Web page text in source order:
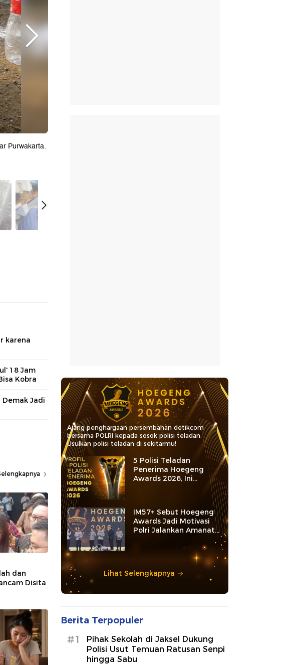
Purwakarta.
karena
18 Jam
Kobra
Jadi
dan
Disita
Ajang penghargaan persembahan detikcom
bersama POLRI kepada sosok polisi teladan.
Usulkan polisi teladan di sekitarmu!
5 Polisi Teladan
Penerima Hoegeng
Awards 2026, Ini
Kategori dan Kiprahnya
IM57+ Sebut Hoegeng
Awards Jadi Motivasi
Polri Jalankan Amanat
Lihat Selengkapnya
Berita Terpopuler
#1
Pihak Sekolah di Jaksel Dukung
Polisi Usut Temuan Ratusan Senpi
hingga Sabu